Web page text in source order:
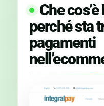
Che
perché sta
pagamenti